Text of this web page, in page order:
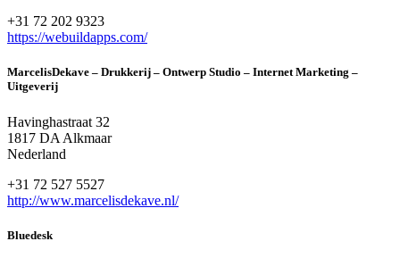
+31 72 202 9323
https://webuildapps.com/
MarcelisDekave – Drukkerij – Ontwerp Studio – Internet Marketing –
Uitgeverij
Havinghastraat 32
1817 DA Alkmaar
Nederland
+31 72 527 5527
http://www.marcelisdekave.nl/
Bluedesk